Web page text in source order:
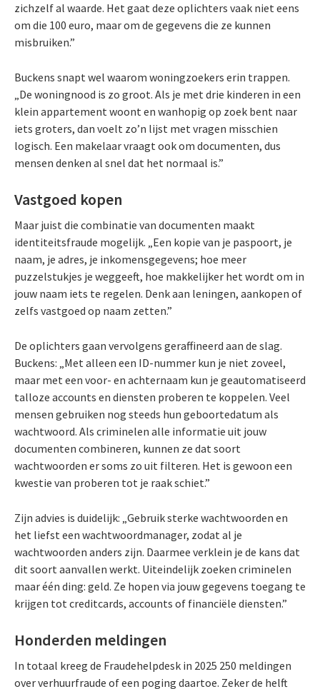
zichzelf al waarde. Het gaat deze oplichters vaak niet eens
om die 100 euro, maar om de gegevens die ze kunnen
misbruiken.”
Buckens snapt wel waarom woningzoekers erin trappen.
„De woningnood is zo groot. Als je met drie kinderen in een
klein appartement woont en wanhopig op zoek bent naar
iets groters, dan voelt zo’n lijst met vragen misschien
logisch. Een makelaar vraagt ook om documenten, dus
mensen denken al snel dat het normaal is.”
Vastgoed kopen
Maar juist die combinatie van documenten maakt
identiteitsfraude mogelijk. „Een kopie van je paspoort, je
naam, je adres, je inkomensgegevens; hoe meer
puzzelstukjes je weggeeft, hoe makkelijker het wordt om in
jouw naam iets te regelen. Denk aan leningen, aankopen of
zelfs vastgoed op naam zetten.”
De oplichters gaan vervolgens geraffineerd aan de slag.
Buckens: „Met alleen een ID-nummer kun je niet zoveel,
maar met een voor- en achternaam kun je geautomatiseerd
talloze accounts en diensten proberen te koppelen. Veel
mensen gebruiken nog steeds hun geboortedatum als
wachtwoord. Als criminelen alle informatie uit jouw
documenten combineren, kunnen ze dat soort
wachtwoorden er soms zo uit filteren. Het is gewoon een
kwestie van proberen tot je raak schiet.”
Zijn advies is duidelijk: „Gebruik sterke wachtwoorden en
het liefst een wachtwoordmanager, zodat al je
wachtwoorden anders zijn. Daarmee verklein je de kans dat
dit soort aanvallen werkt. Uiteindelijk zoeken criminelen
maar één ding: geld. Ze hopen via jouw gegevens toegang te
krijgen tot creditcards, accounts of financiële diensten.”
Honderden meldingen
In totaal kreeg de Fraudehelpdesk in 2025 250 meldingen
over verhuurfraude of een poging daartoe. Zeker de helft